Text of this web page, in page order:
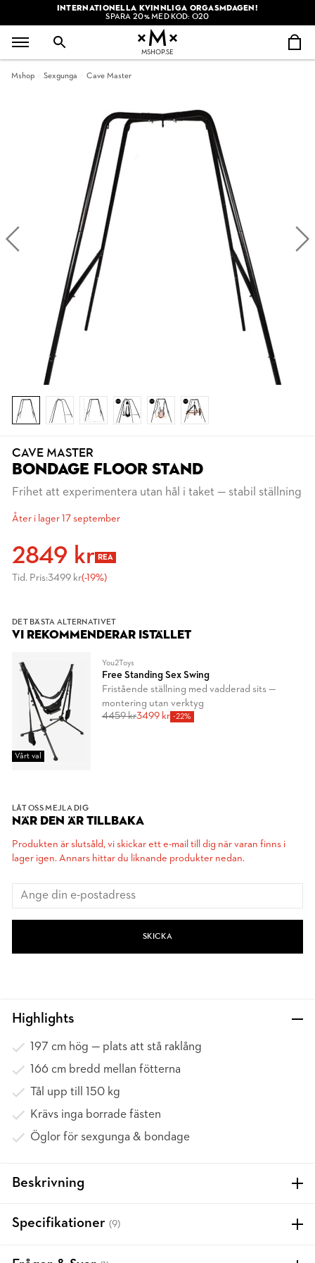
INTERNATIONELLA KVINNLIGA ORGASMDAGEN!
SPARA 20% MED KOD: O20
MSHOP.SE
Mshop Sexgunga Cave Master
CAVE MASTER
BONDAGE FLOOR STAND
Frihet att experimentera utan hål i taket — stabil ställning
Åter i lager 17 september
2849 kr REA
Tid. Pris:3499 kr(-19%)
DET BÄSTA ALTERNATIVET
VI REKOMMENDERAR ISTÄLLET
Vårt val
You2Toys
Free Standing Sex Swing
Fristående ställning med vadderad sits —
montering utan verktyg
4459 kr3499 kr -22%
LÅT OSS MEJLA DIG
NÄR DEN ÄR TILLBAKA
Produkten är slutsåld, vi skickar ett e-mail till dig när varan finns i
lager igen. Annars hittar du liknande produkter nedan.
SKICKA
Highlights
197 cm hög — plats att stå raklång
166 cm bredd mellan fötterna
Tål upp till 150 kg
Krävs inga borrade fästen
Öglor för sexgunga & bondage
Beskrivning
Specifikationer (9)